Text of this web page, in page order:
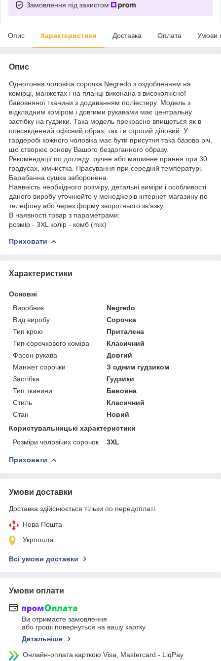
Замовлення під захистом
Опис Характеристики Доставка Оплата Умови
Опис
Однотонна чоловіча сорочка Negredo з оздобленням на
комірці, манжетах і на планці виконана з високоякісної
бавовняної тканини з додаванням поліестеру. Модель з
відкладним коміром і довгими рукавами має центральну
застібку на гудзики. Така модель прекрасно впишеться як в
повсякденний офісний образ, так і в строгий діловий. У
гардеробі кожного чоловіка має бути присутня така базова річ,
що створює основу Вашого бездоганного образу.
Рекомендації по догляду: ручне або машинне прання при 30
градусах, хімчистка. Прасування при середній температурі.
Барабанна сушка заборонена.
Наявність необхідного розміру, детальні виміри і особливості
даного виробу уточнюйте у менеджерів інтернет магазину по
телефону або через форму зворотнього зв'язку.
В наявності товар з параметрами:
розмір - 3XL колір - комб (mix)
Приховати
Характеристики
Основні
Виробник
Negredo
Вид виробу
Сорочка
Тип крою
Приталена
Тип сорочкового коміра
Класичний
Фасон рукава
Довгий
Манжет сорочки
З одним гудзиком
Застібка
Гудзики
Тип тканини
Бавовна
Стиль
Класичний
Стан
Новий
Користувальницькі характеристики
Розміри чоловічих сорочок
3XL
Приховати
Умови доставки
Доставка здійснюється тільки по передоплаті.
Нова Пошта
Укрпошта
Всі умови доставки
Умови оплати
Ви отримаєте замовлення
або гроші повернуться на вашу картку
Детальніше
Онлайн-оплата карткою Visa, Mastercard - LiqPay